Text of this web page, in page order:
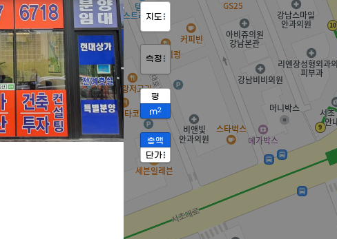
지도
측정
평
m2
총액
단가